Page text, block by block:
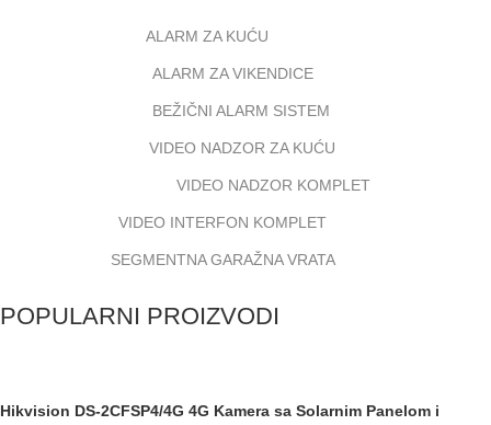
ALARM ZA KUĆU
ALARM ZA VIKENDICE
BEŽIČNI ALARM SISTEM
VIDEO NADZOR ZA KUĆU
VIDEO NADZOR KOMPLET
VIDEO INTERFON KOMPLET
SEGMENTNA GARAŽNA VRATA
POPULARNI PROIZVODI
Hikvision DS-2CFSP4/4G 4G Kamera sa Solarnim Panelom i